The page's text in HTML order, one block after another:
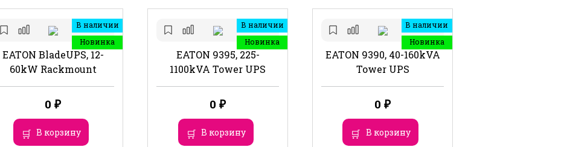
В наличии
Новинка
EATON BladeUPS, 12-
60kW Rackmount
0₽
В корзину
В наличии
Новинка
EATON 9395, 225-
1100kVA Tower UPS
0₽
В корзину
В наличии
Новинка
EATON 9390, 40-160kVA
Tower UPS
0₽
В корзину